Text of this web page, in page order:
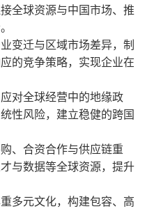
全球资源与中国市场、推
变迁与区域市场差异，制
的竞争策略，实现企业在
对全球经营中的地缘政
性风险，建立稳健的跨国
、合资合作与供应链重
与数据等全球资源，提升
多元文化，构建包容、高